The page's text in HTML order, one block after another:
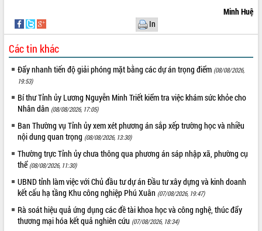
Khơi thông điểm nghẽn, đẩy nhanh
giải ngân vốn khắc phục thiên tai
HĐND tỉnh thông qua điều chỉnh Quy
hoạch tỉnh thời kỳ 2021-2030
Hội thảo góp ý hồ sơ điều chỉnh quy
hoạch tỉnh Đắk Lắk thời kỳ 2021-2030,
tầm nhìn đến năm 2050
Nâng cao hiệu quả hoạt động của các
doanh nghiệp nhà nước
Hội nghị triển khai kết nối mạng
truyền số liệu chuyên dùng phục vụ cơ
quan Đảng, Nhà nước
Lễ phát động chuỗi hoạt động chung
tay làm sạch môi trường
Xã Ea Kar bước chuyển mình trong
công tác cải cách hành chính mô hình
mới
Minh Huệ
In
Các tin khác
Đẩy nhanh tiến độ giải phóng mặt bằng các dự án trọng điểm (08/08/2026,
19:53)
Bí thư Tỉnh ủy Lương Nguyễn Minh Triết kiểm tra việc khám sức khỏe cho
Nhân dân (08/08/2026, 17:05)
Ban Thường vụ Tỉnh ủy xem xét phương án sắp xếp trường học và nhiều
nội dung quan trọng (08/08/2026, 13:30)
Thường trực Tỉnh ủy chưa thông qua phương án sáp nhập xã, phường cụ
thể (08/08/2026, 11:30)
UBND tỉnh làm việc với Chủ đầu tư dự án Đầu tư xây dựng và kinh doanh
kết cấu hạ tầng Khu công nghiệp Phú Xuân (07/08/2026, 19:47)
Rà soát hiệu quả ứng dụng các đề tài khoa học và công nghệ, thúc đẩy
thương mại hóa kết quả nghiên cứu (07/08/2026, 18:34)